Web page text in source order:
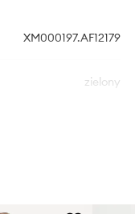
XM000197.AF12179
zielony